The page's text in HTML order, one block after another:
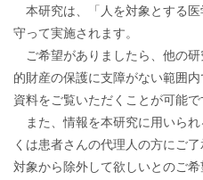
本研究は、「人を対象とする
守って実施されます。
ご希望がありましたら、他の
的財産の保護に支障がない範囲
資料をご覧いただくことが可能で
また、情報を本研究に用いら
くは患者さんの代理人の方にご
対象から除外して欲しいとのご